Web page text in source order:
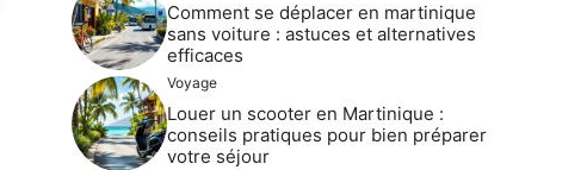
Comment se déplacer en martinique
sans voiture : astuces et alternatives
efficaces
Voyage
Louer un scooter en Martinique :
conseils pratiques pour bien préparer
votre séjour